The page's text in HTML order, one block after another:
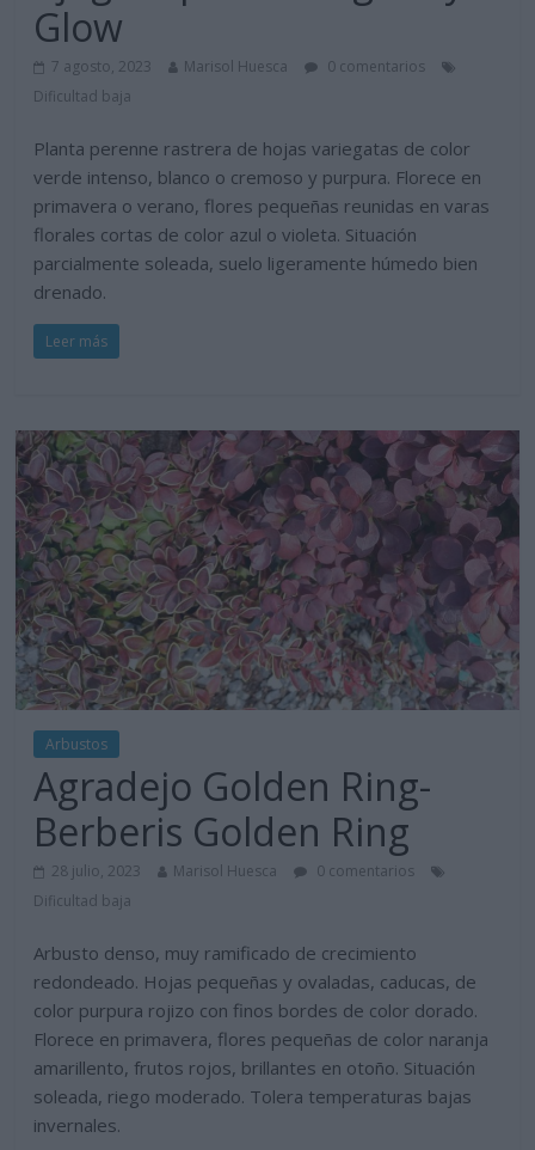
Glow
7 agosto, 2023 Marisol Huesca
0 comentarios
Dificultad baja
Planta perenne rastrera de hojas variegatas de color
verde intenso, blanco o cremoso y purpura. Florece en
primavera o verano, flores pequeñas reunidas en varas
florales cortas de color azul o violeta. Situación
parcialmente soleada, suelo ligeramente húmedo bien
drenado.
Leer más
Arbustos
Agradejo Golden Ring-
Berberis Golden Ring
28 julio, 2023 Marisol Huesca
0 comentarios
Dificultad baja
Arbusto denso, muy ramificado de crecimiento
redondeado. Hojas pequeñas y ovaladas, caducas, de
color purpura rojizo con finos bordes de color dorado.
Florece en primavera, flores pequeñas de color naranja
amarillento, frutos rojos, brillantes en otoño. Situación
soleada, riego moderado. Tolera temperaturas bajas
invernales.